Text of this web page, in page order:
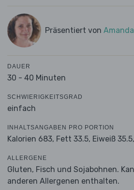
Präsentiert von Amanda
DAUER
30 - 40 Minuten
SCHWIERIGKEITSGRAD
einfach
INHALTSANGABEN PRO PORTION
Kalorien 683, Fett 33.5, Eiweiß 35.5,
ALLERGENE
Gluten, Fisch und Sojabohnen.
anderen Allergenen enthalten.